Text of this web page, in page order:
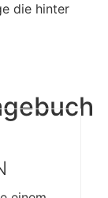
die hinter